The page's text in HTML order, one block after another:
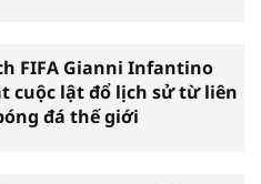
FIFA Gianni Infantino
cuộc lật đổ lịch sử từ liên
đá thế giới